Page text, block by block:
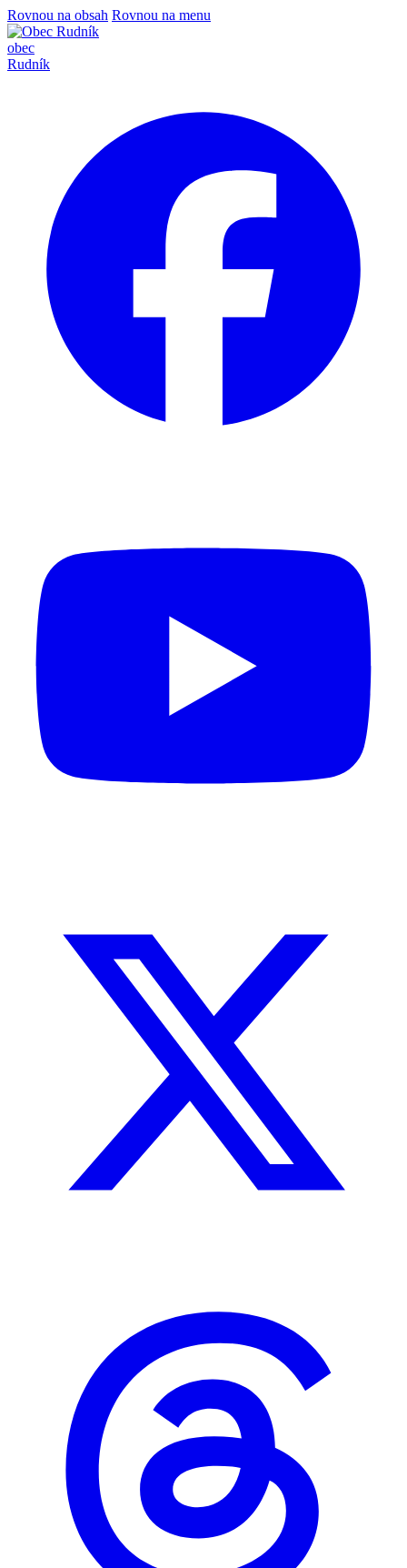
Rovnou na obsah Rovnou na menu
obec
Rudník